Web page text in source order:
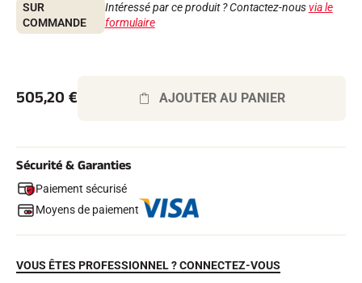
EQUITATION
SUR
COMMANDE
Intéressé par ce produit ? Contactez-nousvia le
formulaire
505,20 € AJOUTER AU PANIER
Sécurité & Garanties
Paiement sécurisé
Moyens de paiement
VOUS ÊTES PROFESSIONNEL ? CONNECTEZ-VOUS